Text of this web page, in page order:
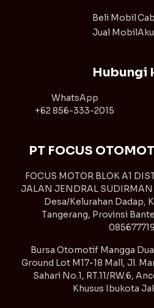
Beli Mobil
Jual Mobil
Hubungi
WhatsApp
+62 856-333-2015
PT FOCUS
FOCUS MOTOR BLOK A1
JALAN JENDRAL SUDIRMAN
Desa/Kelurahan Dadap,
Tangerang, Provinsi
Bursa Otomotif Mangga
Ground Lot M17-18 Mall, Jl.
Sahari No.1, RT.11/RW.6,
Khusus Ibukota